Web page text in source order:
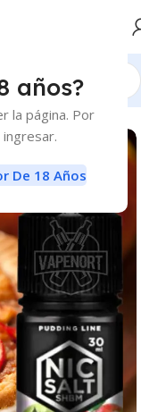
años?
la página. Por
De 18 Años